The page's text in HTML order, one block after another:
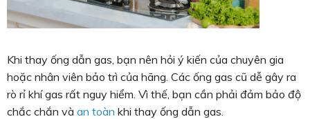
Khi thay ống dẫn gas, bạn nên hỏi ý kiến của chuyên gia
hoặc nhân viên bảo trì của hãng. Các ống gas cũ dễ gây ra
rò rỉ khí gas rất nguy hiểm. Vì thế, bạn cần phải đảm bảo độ
chắc chắn và an toàn khi thay ống dẫn gas.